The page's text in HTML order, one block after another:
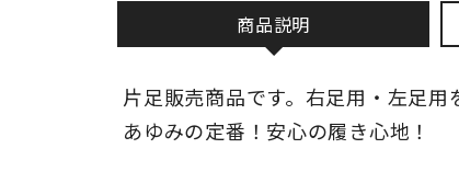
商品説明
片足販売商品です。右足用・左足用
あゆみの定番！安心の履き心地！